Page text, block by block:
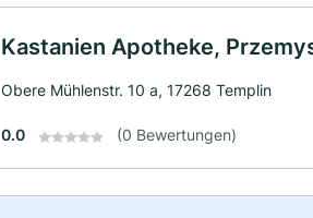
Kastanien Apotheke,
Obere Mühlenstr. 10 a, 17268 Templin
0.0 (0 Bewertungen)